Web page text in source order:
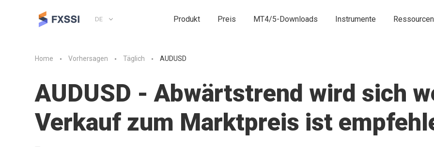
DE Produkt Preis MT4/5-Downloads Instrumente Ressourcen
Home Vorhersagen Täglich AUDUSD
AUDUSD - Abwärtstrend wird sich
Verkauf zum Marktpreis ist